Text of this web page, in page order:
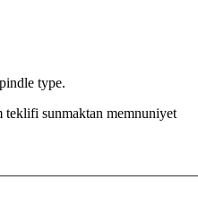
type.
teklifi sunmaktan memnuniyet